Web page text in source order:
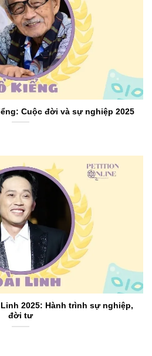
Cuộc đời và sự nghiệp 2025
2025: Hành trình sự nghiệp,
đời tư